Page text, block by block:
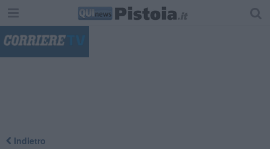
Indietro